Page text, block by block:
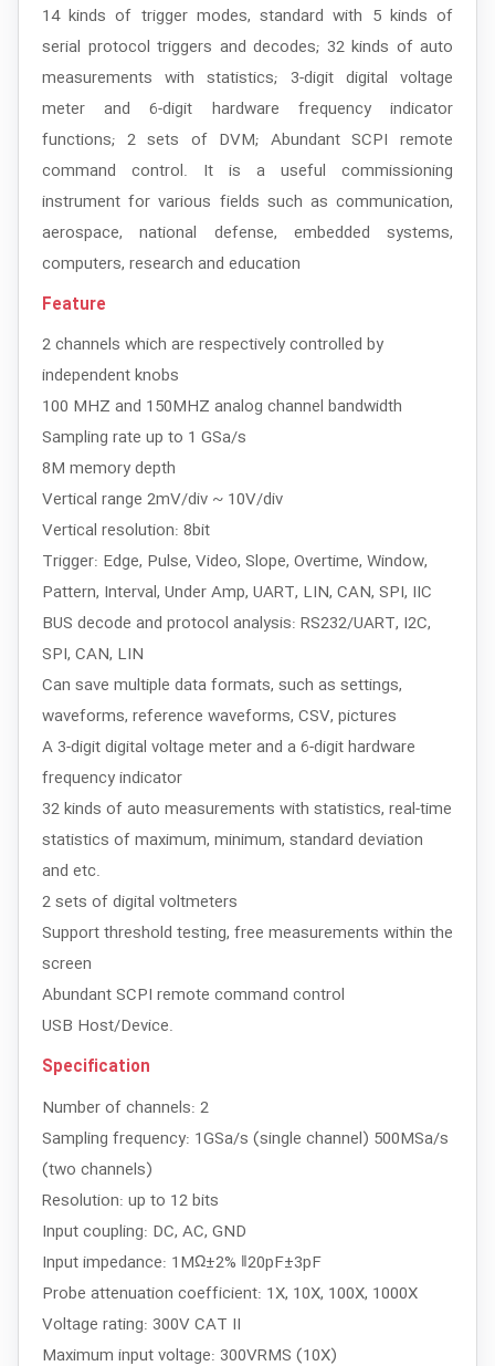
14 kinds of trigger modes, standard with 5 kinds of
serial protocol triggers and decodes; 32 kinds of auto
measurements with statistics; 3-digit digital voltage
meter and 6-digit hardware frequency indicator
functions; 2 sets of DVM; Abundant SCPI remote
command control. It is a useful commissioning
instrument for various fields such as communication,
aerospace, national defense, embedded systems,
computers, research and education
Feature
2 channels which are respectively controlled by
independent knobs
100 MHZ and 150MHZ analog channel bandwidth
Sampling rate up to 1 GSa/s
8M memory depth
Vertical range 2mV/div ~ 10V/div
Vertical resolution: 8bit
Trigger: Edge, Pulse, Video, Slope, Overtime, Window,
Pattern, Interval, Under Amp, UART, LIN, CAN, SPI, IIC
BUS decode and protocol analysis: RS232/UART, I2C,
SPI, CAN, LIN
Can save multiple data formats, such as settings,
waveforms, reference waveforms, CSV, pictures
A 3-digit digital voltage meter and a 6-digit hardware
frequency indicator
32 kinds of auto measurements with statistics, real-time
statistics of maximum, minimum, standard deviation
and etc.
2 sets of digital voltmeters
Support threshold testing, free measurements within the
screen
Abundant SCPI remote command control
USB Host/Device.
Specification
Number of channels: 2
Sampling frequency: 1GSa/s (single channel) 500MSa/s
(two channels)
Resolution: up to 12 bits
Input coupling: DC, AC, GND
Input impedance: 1MΩ±2% ‖20pF±3pF
Probe attenuation coefficient: 1X, 10X, 100X, 1000X
Voltage rating: 300V CAT II
Maximum input voltage: 300VRMS (10X)